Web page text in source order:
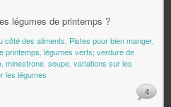
légumes de printemps ?
côté des aliments Pistes pour bien manger,
printemps légumes verts; verdure de
minestrone soupe variations sur les
les légumes
4